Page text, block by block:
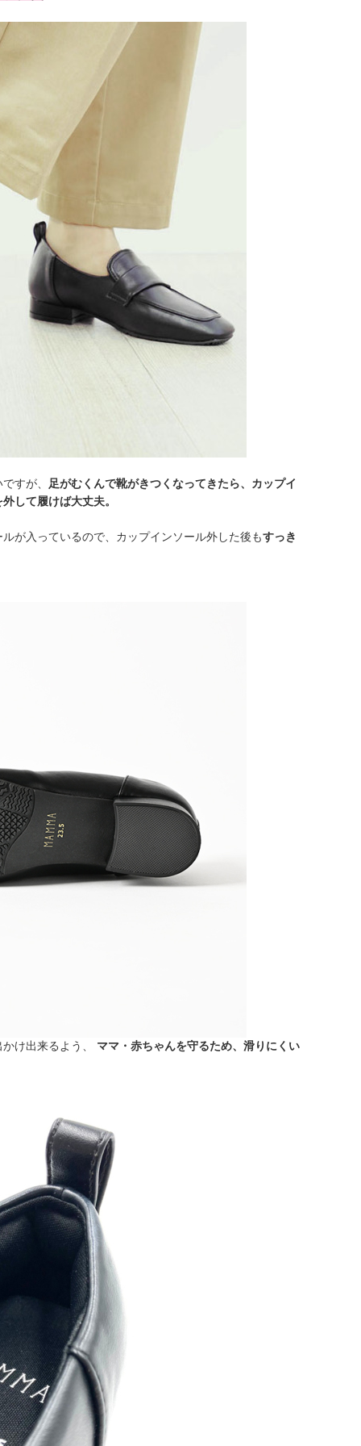
すが、 足がむくんで靴がきつくなってきたら、カップイ
して履けば大丈夫。
が入っているので、カップインソール外した後もすっき
け出来るよう、 ママ・赤ちゃんを守るため、滑りにくい